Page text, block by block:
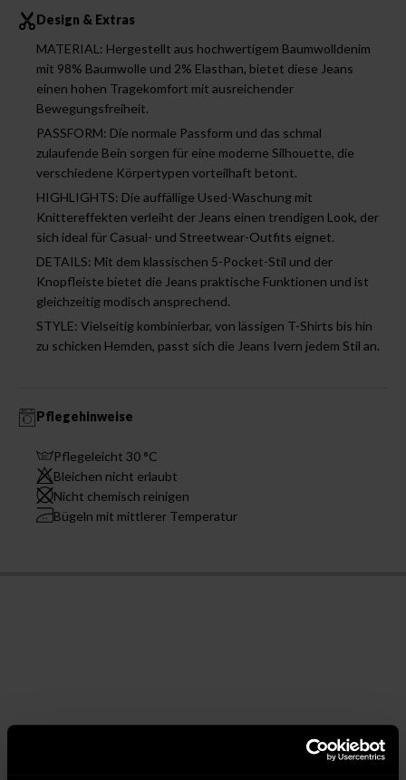
Design & Extras
MATERIAL: Hergestellt aus hochwertigem Baumwolldenim
mit 98% Baumwolle und 2% Elasthan, bietet diese Jeans
einen hohen Tragekomfort mit ausreichender
Bewegungsfreiheit.
PASSFORM: Die normale Passform und das schmal
zulaufende Bein sorgen für eine moderne Silhouette, die
verschiedene Körpertypen vorteilhaft betont.
HIGHLIGHTS: Die auffällige Used-Waschung mit
Knittereffekten verleiht der Jeans einen trendigen Look, der
sich ideal für Casual- und Streetwear-Outfits eignet.
DETAILS: Mit dem klassischen 5-Pocket-Stil und der
Knopfleiste bietet die Jeans praktische Funktionen und ist
gleichzeitig modisch ansprechend.
STYLE: Vielseitig kombinierbar, von lässigen T-Shirts bis hin
zu schicken Hemden, passt sich die Jeans Ivern jedem Stil an.
Pflegehinweise
Pflegeleicht 30 °C
Bleichen nicht erlaubt
Nicht chemisch reinigen
Bügeln mit mittlerer Temperatur